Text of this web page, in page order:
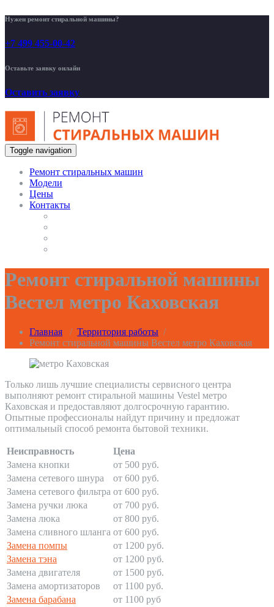
Нужен ремонт стиральной машины?
+7 499 455-00-42
Оставьте заявку онлайн
Оставить заявку
Toggle navigation
Ремонт стиральных машин
Модели
Цены
Контакты
Ремонт стиральной машины
Вестел метро Каховская
Главная / Территория работы /
Ремонт стиральной машины Вестел метро Каховская
Только лишь лучшие специалисты сервисного центра
выполняют ремонт стиральной машины Vestel метро
Каховская и предоставляют долгосрочную гарантию.
Опытные профессионалы найдут причину и предложат
оптимальный способ ремонта бытовой техники.
Неисправность
Цена
Замена кнопки
от 500 руб.
Замена сетевого шнура
от 600 руб.
Замена сетевого фильтра от 600 руб.
Замена ручки люка
от 700 руб.
Замена люка
от 800 руб.
Замена сливного шланга от 600 руб.
Замена помпы
от 1200 руб.
Замена тэна
от 1200 руб.
Замена двигателя
от 1500 руб.
Замена амортизаторов
от 1100 руб.
Замена барабана
от 1100 руб